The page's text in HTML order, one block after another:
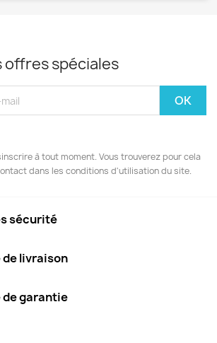
offres spéciales
à tout moment. Vous trouverez pour cela
dans les conditions d'utilisation du site.
sécurité
livraison
garantie